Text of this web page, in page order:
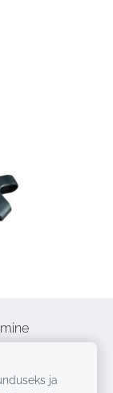
ja